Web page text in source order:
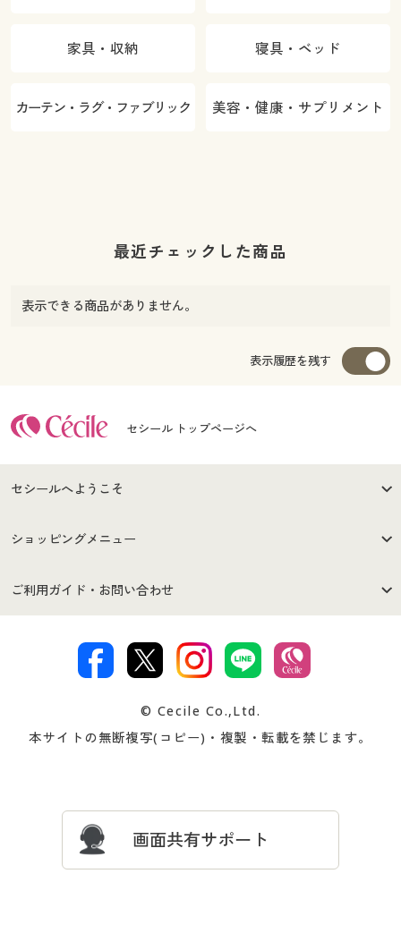
家具・収納 寝具・ベッド
カーテン・ラグ・ファブリック 美容・健康・サプリメント
最近チェックした商品
表示できる商品がありません。
表示履歴を残す
セシール トップページへ
セシールへようこそ
はじめての方へ
セシールご利用規約
著作権・商標について 会社案内
ショッピングメニュー
商品カテゴリ
プレゼント＆キャンペーン サイトマップ
ご利用ガイド・お問い合わせ
交換・返品は お支払は
ついて
忘れの場合
© Cecile Co.,Ltd.
本サイトの無断複写(コピー)・複製・転載を禁じます。
画面共有サポート